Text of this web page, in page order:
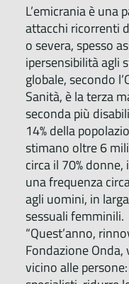
L’emicrania è una
attacchi ricorrenti
o severa, spesso
ipersensibilità agli
globale, secondo
Sanità, è la terza
seconda più
14% della
stimano oltre 6
circa il 70%
una frequenza
agli uomini, in
sessuali femminili.
“Quest’anno,
Fondazione
vicino alle